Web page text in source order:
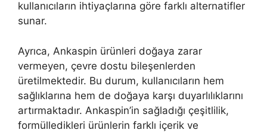
kullanıcıların ihtiyaçlarına göre farklı alternatifler
sunar.
Ayrıca, Ankaspin ürünleri doğaya zarar
vermeyen, çevre dostu bileşenlerden
üretilmektedir. Bu durum, kullanıcıların hem
sağlıklarına hem de doğaya karşı duyarlılıklarını
artırmaktadır. Ankaspin’in sağladığı çeşitlilik,
formülledikleri ürünlerin farklı içerik ve